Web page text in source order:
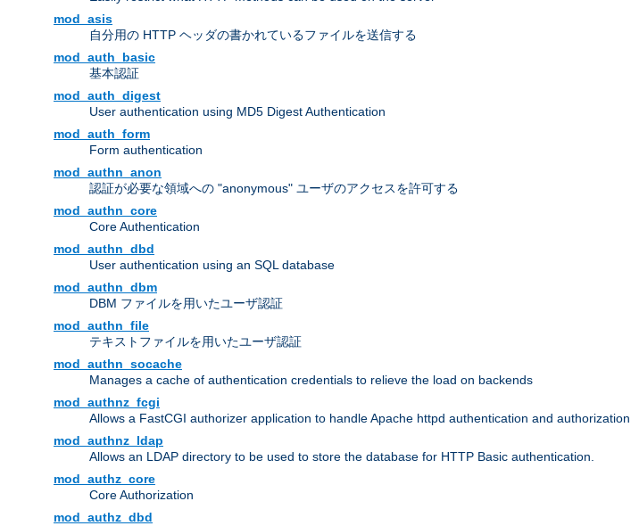
mod_asis
自分用の HTTP ヘッダの書かれているファイルを送信する
mod_auth_basic
基本認証
mod_auth_digest
User authentication using MD5 Digest Authentication
mod_auth_form
Form authentication
mod_authn_anon
認証が必要な領域への "anonymous" ユーザのアクセスを許可する
mod_authn_core
Core Authentication
mod_authn_dbd
User authentication using an SQL database
mod_authn_dbm
DBM ファイルを用いたユーザ認証
mod_authn_file
テキストファイルを用いたユーザ認証
mod_authn_socache
Manages a cache of authentication credentials to relieve the load on backends
mod_authnz_fcgi
Allows a FastCGI authorizer application to handle Apache httpd authentication and authorization
mod_authnz_ldap
Allows an LDAP directory to be used to store the database for HTTP Basic authentication.
mod_authz_core
Core Authorization
mod_authz_dbd